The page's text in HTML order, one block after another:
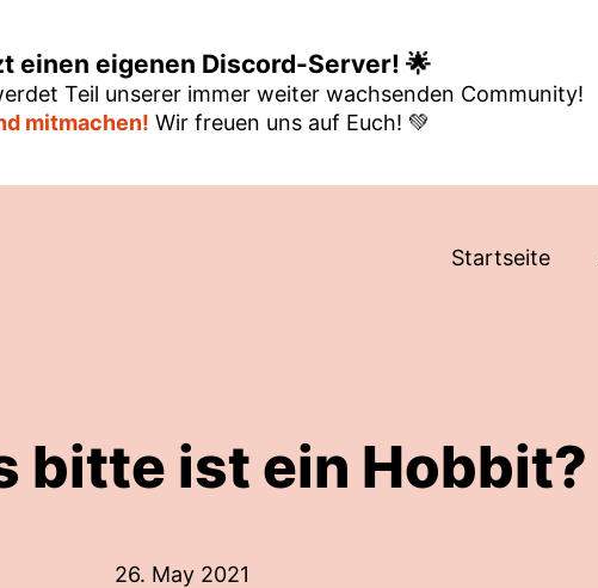
einen eigenen Discord-Server! 🌟
Teil unserer immer weiter wachsenden Community!
mitmachen! Wir freuen uns auf Euch! 💚
Startseite
bitte ist ein Hobbit?
26. May 2021